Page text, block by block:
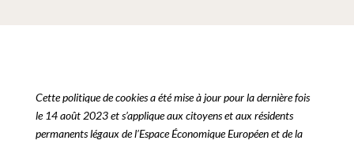
Cette politique de cookies a été mise à jour pour la dernière fois
le 14 août 2023 et s’applique aux citoyens et aux résidents
permanents légaux de l’Espace Économique Européen et de la